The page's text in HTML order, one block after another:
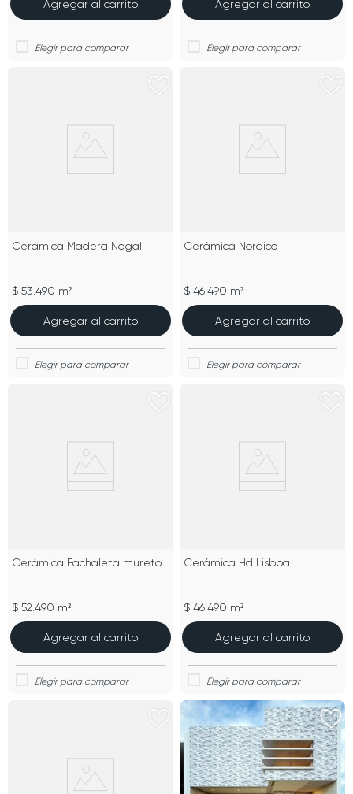
Agregar al carrito Agregar al carrito
Cerámica Madera Nogal
$ 53.490 m²
Agregar al carrito
Cerámica Nordico
$ 46.490 m²
Agregar al carrito
Cerámica Fachaleta mureto
$ 52.490 m²
Agregar al carrito
Cerámica Hd Lisboa
$ 46.490 m²
Agregar al carrito